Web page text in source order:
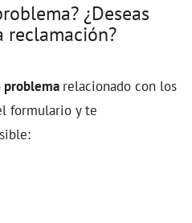
¿Deseas
reclamación?
problema relacionado con los
formulario y te